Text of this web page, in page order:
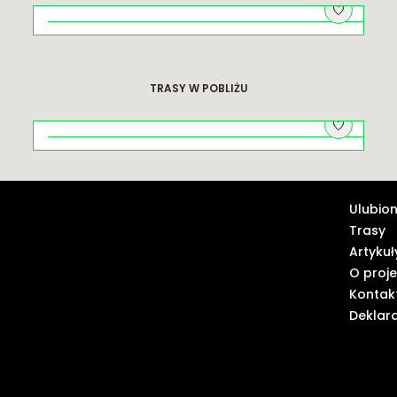
TRASY W POBLIŻU
Krakowie
Trasy
O